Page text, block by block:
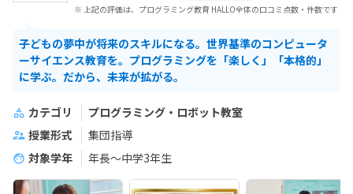
※ 上記の評価は、プログラミング教育 HALLO全体の口コミ点数・件数です
子どもの夢中が将来のスキルになる。世界基準のコンピュータ
ーサイエンス教育を。プログラミングを「楽しく」「本格的」
に学ぶ。だから、未来が拡がる。
カテゴリ
プログラミング・ロボット教室
授業形式
集団指導
対象学年
年長～中学3年生